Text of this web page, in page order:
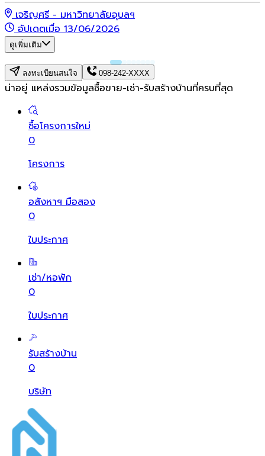
เจริญศรี - มหาวิทยาลัยอุบลฯ
อัปเดตเมื่อ 13/06/2026
ดูเพิ่มเติม
ลงทะเบียนสนใจ 098-242-XXXX
น่าอยู่ แหล่งรวมข้อมูลซื้อขาย-เช่า-รับสร้างบ้านที่ครบที่สุด
ซื้อโครงการใหม่
0
โครงการ
อสังหาฯ มือสอง
0
ใบประกาศ
เช่า/หอพัก
0
ใบประกาศ
รับสร้างบ้าน
0
บริษัท